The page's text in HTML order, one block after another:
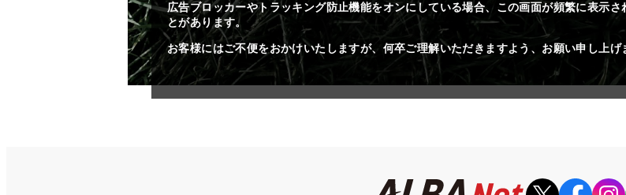
広告ブロッカーやトラッキング防止機能をオンにしている場合、この画面が頻繁に表示さ
とがあります。
お客様にはご不便をおかけいたしますが、何卒ご理解いただきますよう、お願い申し上げ